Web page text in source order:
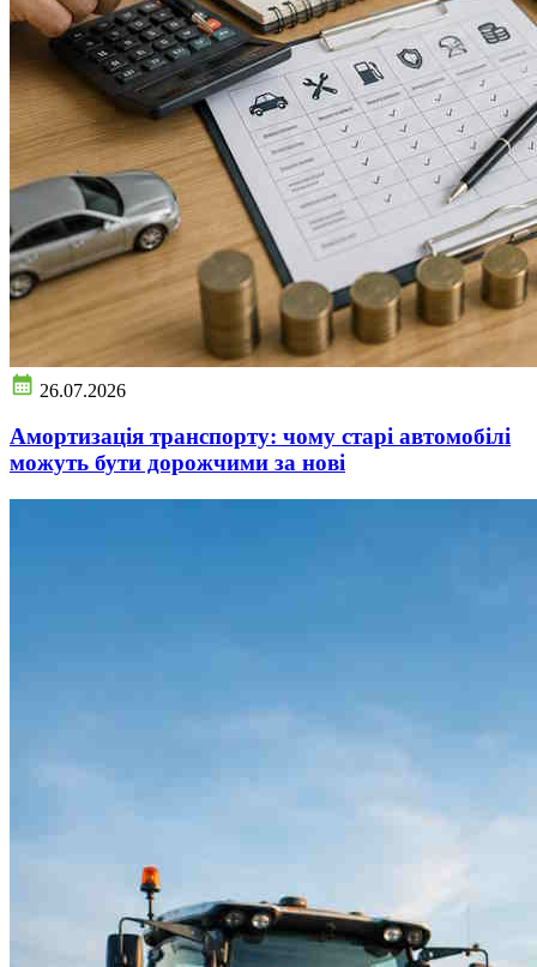
26.07.2026
Амортизація транспорту: чому старі автомобілі
можуть бути дорожчими за нові